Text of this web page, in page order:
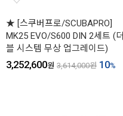
★ [스쿠버프로/SCUBAPRO]
MK25 EVO/S600 DIN 2세트 (더
블 시스템 무상 업그레이드)
3,252,600원 3,614,000원 10%